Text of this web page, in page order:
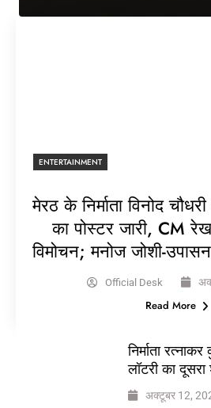
ENTERTAINMENT
मेरठ के निर्माता विनोद
का पोस्टर जारी, CM
विमोचन; मनोज जोशी-
Official Desk
Read More
निर्माता
लॉटरी का
अक्टूबर 12,